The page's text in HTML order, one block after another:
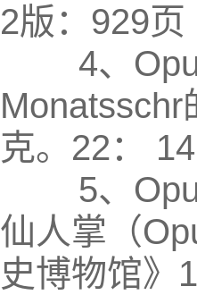
2版：929
4、
Monatsschr
克。22：
5、
仙人掌（
史博物馆》